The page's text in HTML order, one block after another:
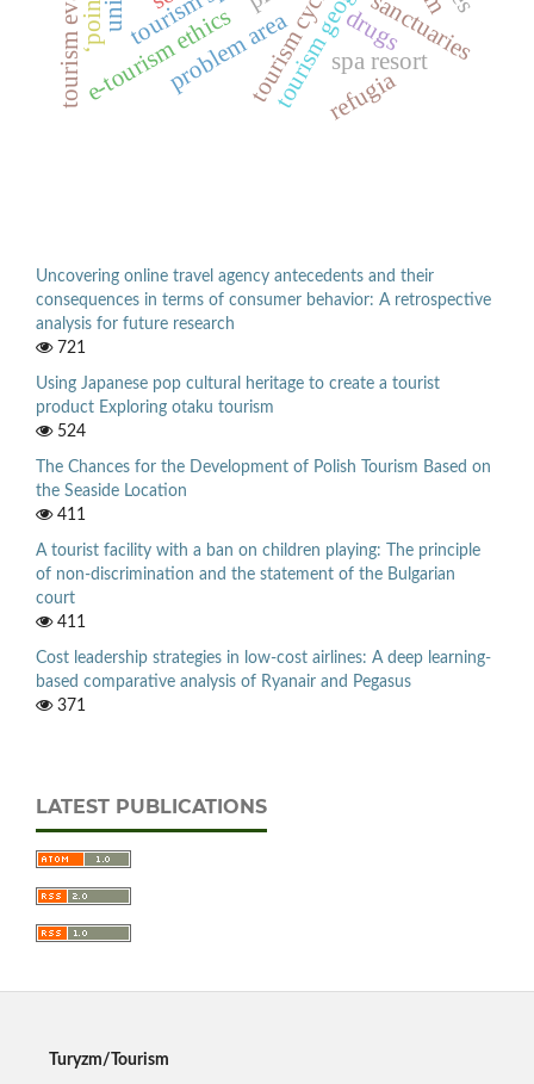
sanctuaries
tourism cyclespa resort
problem area
refugia
e-tourism ethics drugs
Uncovering online travel agency antecedents and their
consequences in terms of consumer behavior: A retrospective
analysis for future research
721
Using Japanese pop cultural heritage to create a tourist
product Exploring otaku tourism
524
The Chances for the Development of Polish Tourism Based on
the Seaside Location
411
A tourist facility with a ban on children playing: The principle
of non-discrimination and the statement of the Bulgarian
court
411
Cost leadership strategies in low-cost airlines: A deep learning-
based comparative analysis of Ryanair and Pegasus
371
LATEST PUBLICATIONS
Turyzm/Tourism